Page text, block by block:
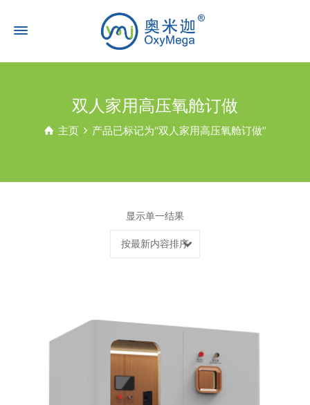
双人家用高压氧舱订做
主页 产品已标记为“双人家用高压氧舱订做”
显示单一结果
按最新内容排序